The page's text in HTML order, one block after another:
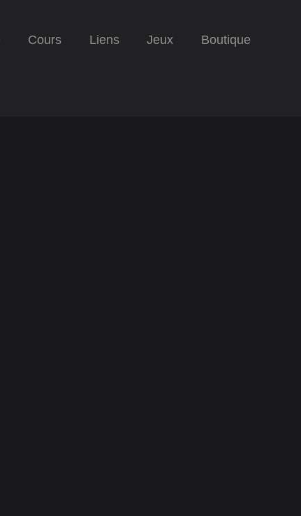
Cours Liens Jeux Boutique